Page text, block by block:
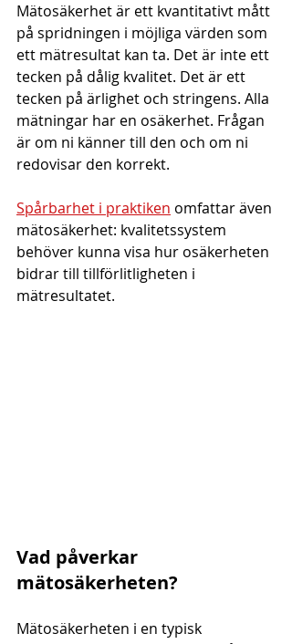
Mätosäkerhet är ett kvantitativt mått
på spridningen i möjliga värden som
ett mätresultat kan ta. Det är inte ett
tecken på dålig kvalitet. Det är ett
tecken på ärlighet och stringens. Alla
mätningar har en osäkerhet. Frågan
är om ni känner till den och om ni
redovisar den korrekt.
Spårbarhet i praktiken omfattar även
mätosäkerhet: kvalitetssystem
behöver kunna visa hur osäkerheten
bidrar till tillförlitligheten i
mätresultatet.
Vad påverkar
mätosäkerheten?
Mätosäkerheten i en typisk